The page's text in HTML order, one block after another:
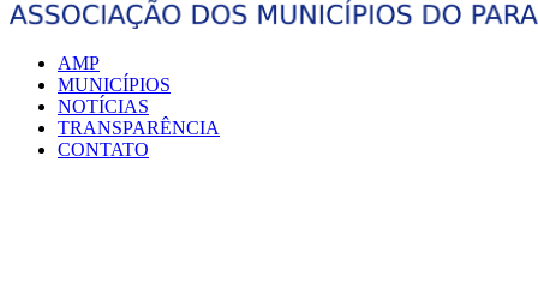
AMP
MUNICÍPIOS
NOTÍCIAS
TRANSPARÊNCIA
CONTATO